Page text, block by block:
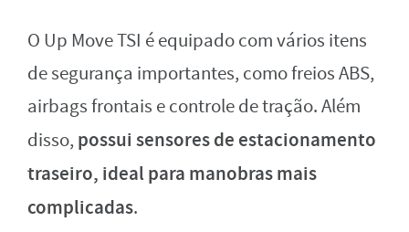
O Up Move TSI é equipado com vários itens
de segurança importantes, como freios ABS,
airbags frontais e controle de tração. Além
disso, possui sensores de estacionamento
traseiro, ideal para manobras mais
complicadas.